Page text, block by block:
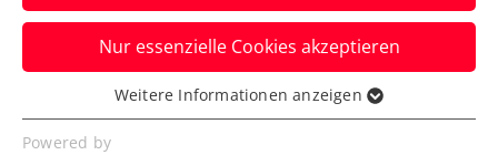
eins im Foro Italico in zwei Sätzen das
Verfasst von: Manuel Wachta, 09.05.2026
Nur essenzielle Cookies akzeptieren
Essenziell
Essenzielle Cookies werden für grundlegende
Weitere Informationen anzeigen
Powered by